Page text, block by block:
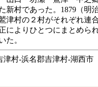
村であった。1879（明
村の２村がそれぞれ連
よりひとつにまとめら
た。
村‐浜名郡吉津村‐湖西市